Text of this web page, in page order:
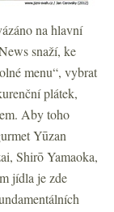
na hlavní
snaží, ke
menu“, vybrat
plátek,
Aby toho
Yūzan
Shirō Yamaoka,
jídla je zde